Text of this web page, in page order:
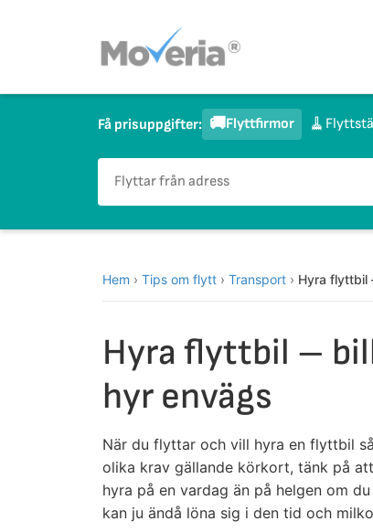
Få prisuppgifter: 🚚Flyttfirmor 🧹
Hem › Tips om flytt › Transport › Hyra flyttbil
Hyra flyttbil –
hyr envägs
När du flyttar och vill hyra en flyttbil
olika krav gällande körkort, tänk på
hyra på en vardag än på helgen om
kan ju ändå löna sig i den tid och